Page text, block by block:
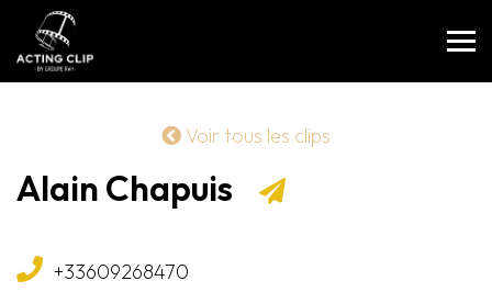
Voir tous les clips
Alain Chapuis
+33609268470